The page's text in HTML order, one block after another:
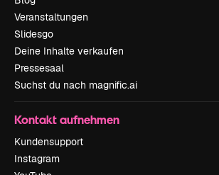
Veranstaltungen
Slidesgo
Deine Inhalte verkaufen
Pressesaal
Suchst du nach magnific.ai
Kontakt aufnehmen
Kundensupport
Instagram